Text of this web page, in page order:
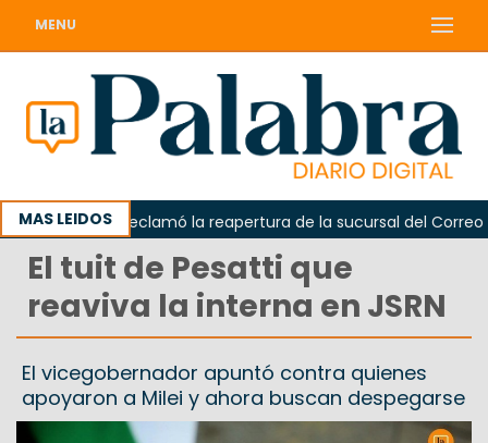
MENU
MAS LEIDOS
Odarda reclamó la reapertura de la sucursal del Correo
El tuit de Pesatti que
reaviva la interna en JSRN
El vicegobernador apuntó contra quienes
apoyaron a Milei y ahora buscan despegarse